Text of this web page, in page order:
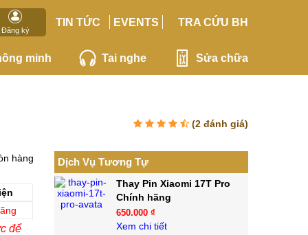
Đăng ký
TIN TỨC EVENTS TRA CỨU BH
minh Tai nghe Sửa chữa
(2 đánh giá)
hàng
để
Dịch Vụ Tương Tự
Thay Pin Xiaomi 17T Pro
Chính hãng
650.000 ₫
Xem chi tiết